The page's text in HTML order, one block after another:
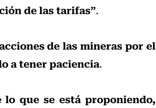
de las tarifas”.
de las mineras por el
a tener paciencia.
que se está proponiendo,